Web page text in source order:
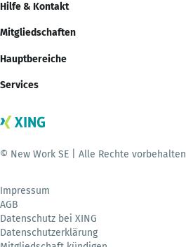
Hilfe & Kontakt
Mitgliedschaften
Hauptbereiche
Services
© New Work SE | Alle Rechte vorbehalten
Impressum
AGB
Datenschutz bei XING
Datenschutzerklärung